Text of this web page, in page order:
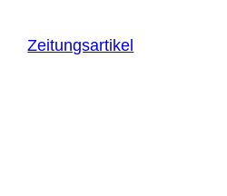
Zeitungsartikel